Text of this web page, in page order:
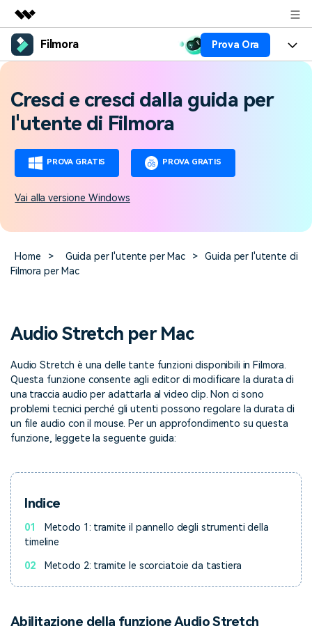
Prodotti in evidenza
Utilità
Panoramica
Soluzione
Chi siamo
Sala stampa
Filmora Prova Ora
Piattaforme
Risorse
AI
Audio
Testo
Soluzioni
Tip per Screen Recorder
Tip per YouTube
Contattaci
Supporto
Apprendimento
NEGOZIO Accedi
Cresci e cresci dalla guida per
l'utente di Filmora
PROVA GRATIS PROVA GRATIS
Vai alla versione Windows
Home > Guida per l'utente per Mac >
Guida per l'utente di
Filmora per Mac
Audio Stretch per Mac
Audio Stretch è una delle tante funzioni disponibili in Filmora.
Questa funzione consente agli editor di modificare la durata di
una traccia audio per adattarla al video clip. Non ci sono
problemi tecnici perché gli utenti possono regolare la durata di
un file audio con il mouse. Per un approfondimento su questa
funzione, leggete la seguente guida:
Indice
01
Metodo 1: tramite il pannello degli strumenti della
timeline
02 Metodo 2: tramite le scorciatoie da tastiera
Abilitazione della funzione Audio Stretch